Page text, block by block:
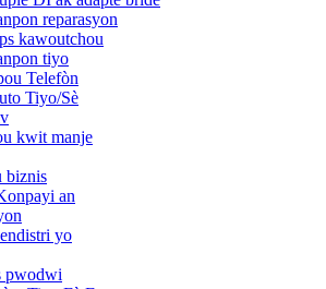
reparasyon
kawoutchou
tiyo
Telefòn
Tiyo/Sè
kwit manje
biznis
an
yo
pwodwi